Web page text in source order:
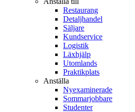
Restaurang
Detaljhandel
Säljare
Kundservice
Logistik
Läxhjälp
Utomlands
Praktikplats
Anställa
Nyexaminerade
Sommarjobbare
Studenter